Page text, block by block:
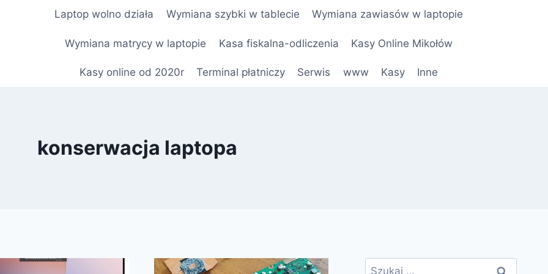
Laptop wolno działa Wymiana szybki w tablecie Wymiana zawiasów w laptopie
Wymiana matrycy w laptopie Kasa fiskalna-odliczenia Kasy Online Mikołów
Kasy online od 2020r Terminal płatniczy Serwis www Kasy Inne
konserwacja laptopa
Szukaj: